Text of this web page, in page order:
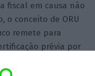
fiscal em causa não
o conceito de ORU
remete para
prévia por
de validação de